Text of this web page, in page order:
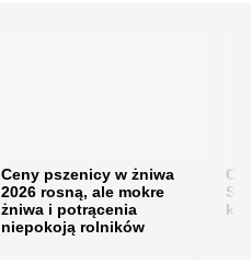
Ceny pszenicy w żniwa
2026 rosną, ale mokre
żniwa i potrącenia
niepokoją rolników